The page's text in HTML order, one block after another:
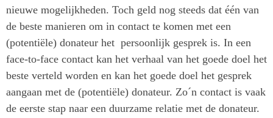
nieuwe mogelijkheden. Toch geld nog steeds dat één van
de beste manieren om in contact te komen met een
(potentiële) donateur het persoonlijk gesprek is. In een
face-to-face contact kan het verhaal van het goede doel het
beste verteld worden en kan het goede doel het gesprek
aangaan met de (potentiële) donateur. Zo´n contact is vaak
de eerste stap naar een duurzame relatie met de donateur.